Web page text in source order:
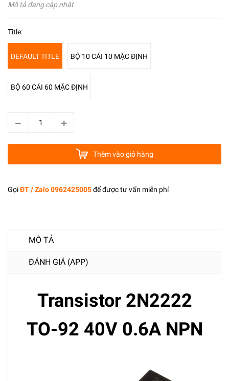
Mô tả đang cập nhật
Title:
DEFAULT TITLE BỘ 10 CÁI 10 MẶC ĐỊNH
BỘ 60 CÁI 60 MẶC ĐỊNH
Thêm vào giỏ hàng
GọiĐT / Zalo 0962425005để được tư vấn miễn phí
MÔ TẢ
ĐÁNH GIÁ (APP)
Transistor 2N2222
TO-92 40V 0.6A NPN